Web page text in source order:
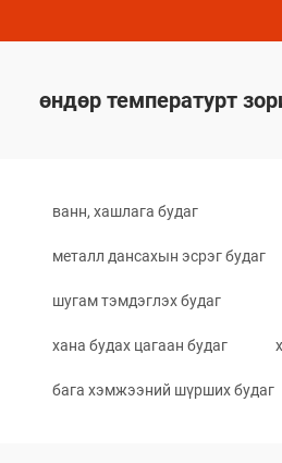
өндөр температурт
ванн, хашлага будаг
металл дансахын эсрэг будаг
шугам тэмдэглэх будаг
хана будах цагаан будаг
бага хэмжээний шүрших будаг